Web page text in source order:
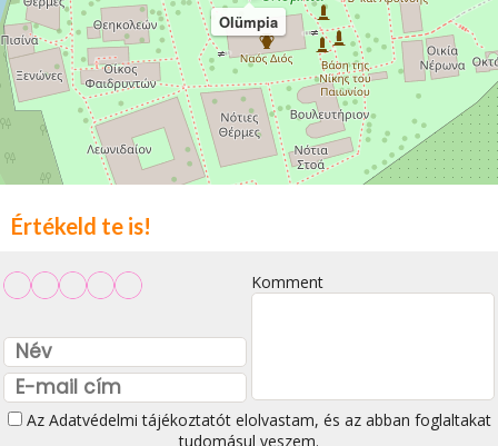
Olümpia
Értékeld te is!
Komment
Az Adatvédelmi tájékoztatótelolvastam, és az abban foglaltakat
tudomásul veszem.